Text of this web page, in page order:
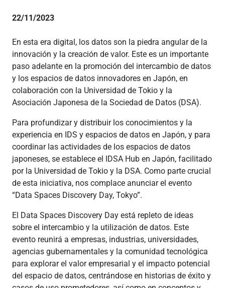
22/11/2023
En esta era digital, los datos son la piedra angular de la
innovación y la creación de valor. Este es un importante
paso adelante en la promoción del intercambio de datos
y los espacios de datos innovadores en Japón, en
colaboración con la Universidad de Tokio y la
Asociación Japonesa de la Sociedad de Datos (DSA).
Para profundizar y distribuir los conocimientos y la
experiencia en IDS y espacios de datos en Japón, y para
coordinar las actividades de los espacios de datos
japoneses, se establece el IDSA Hub en Japón, facilitado
por la Universidad de Tokio y la DSA. Como parte crucial
de esta iniciativa, nos complace anunciar el evento
“Data Spaces Discovery Day, Tokyo”.
El Data Spaces Discovery Day está repleto de ideas
sobre el intercambio y la utilización de datos. Este
evento reunirá a empresas, industrias, universidades,
agencias gubernamentales y la comunidad tecnológica
para explorar el valor empresarial y el impacto potencial
del espacio de datos, centrándose en historias de éxito y